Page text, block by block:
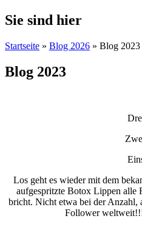
Sie sind hier
Startseite » Blog 2026 » Blog 2023
Blog 2023
Los geht es wieder mit dem
aufgespritzte Botox Lippen alle
bricht. Nicht etwa bei der Anzahl,
Follower